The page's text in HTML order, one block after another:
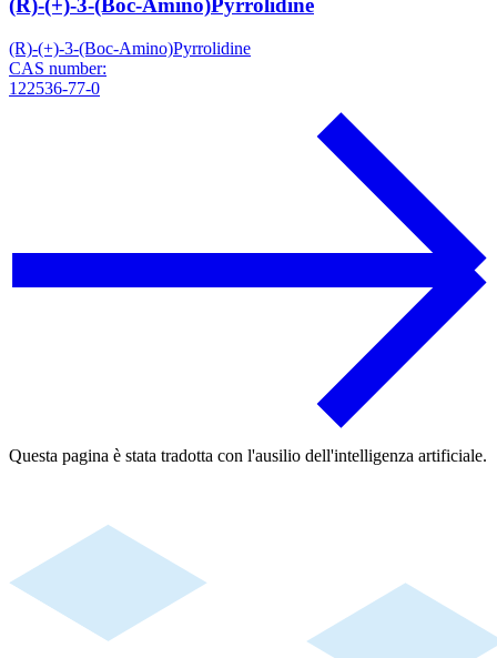
(R)-(+)-3-(Boc-Amino)Pyrrolidine
(R)-(+)-3-(Boc-Amino)Pyrrolidine
CAS number:
122536-77-0
Questa pagina è stata tradotta con l'ausilio dell'intelligenza artificiale.